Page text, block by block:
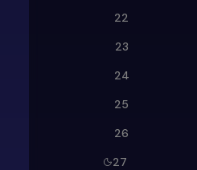
22
23
24
25
26
27